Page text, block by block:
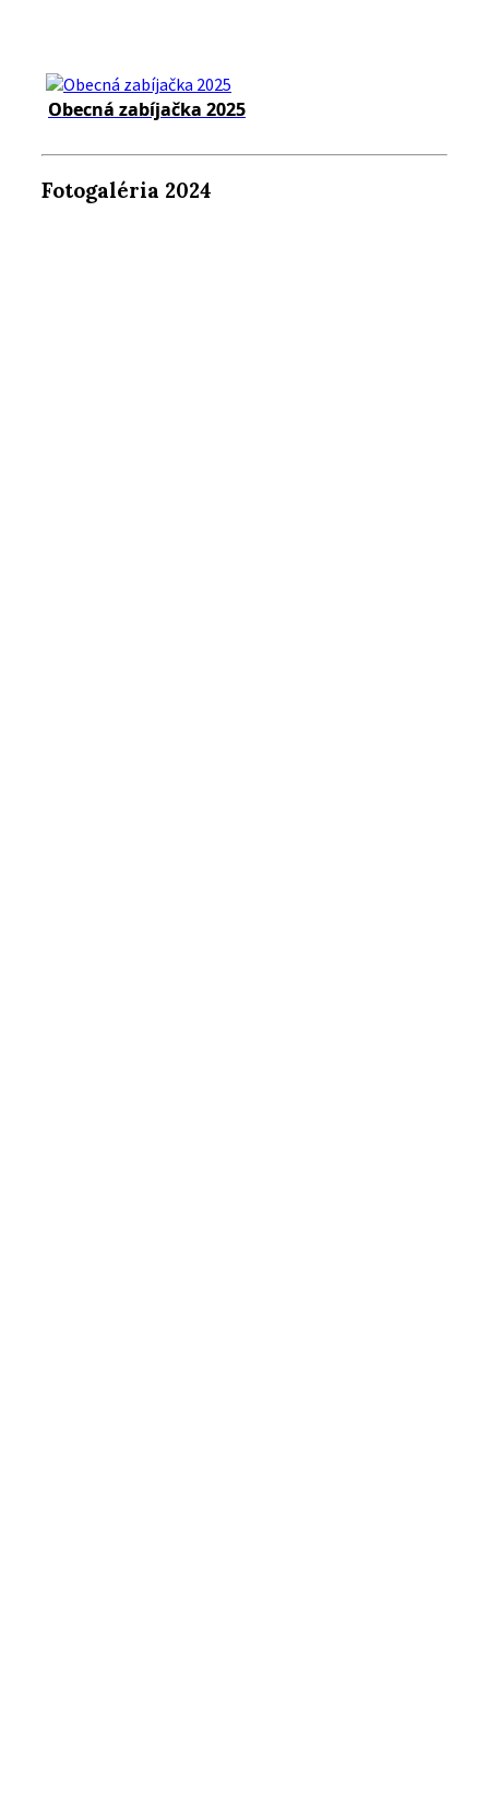
Obecná zabíjačka 2025
Fotogaléria 2024